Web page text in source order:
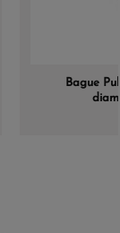
Bague